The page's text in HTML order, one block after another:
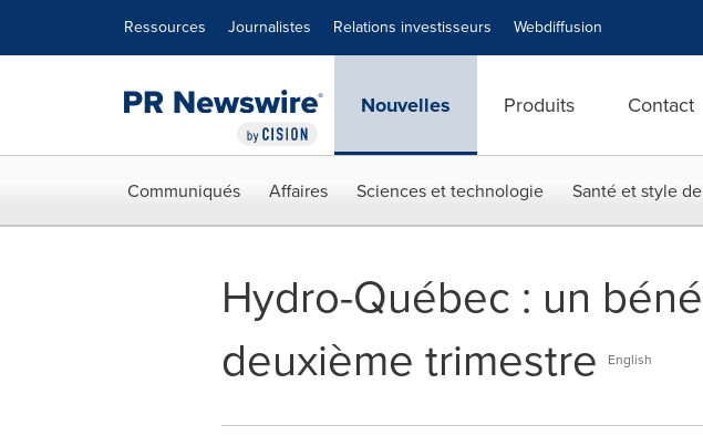
Ressources Journalistes Relations investisseurs Webdiffusion
Nouvelles Produits Contact
Communiqués Affaires Sciences et technologie Santé et style
Hydro-Québec : un
deuxième trimestre
English